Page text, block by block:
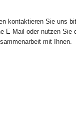
kontaktieren Sie uns
E-Mail oder nutzen Sie
mit Ihnen.